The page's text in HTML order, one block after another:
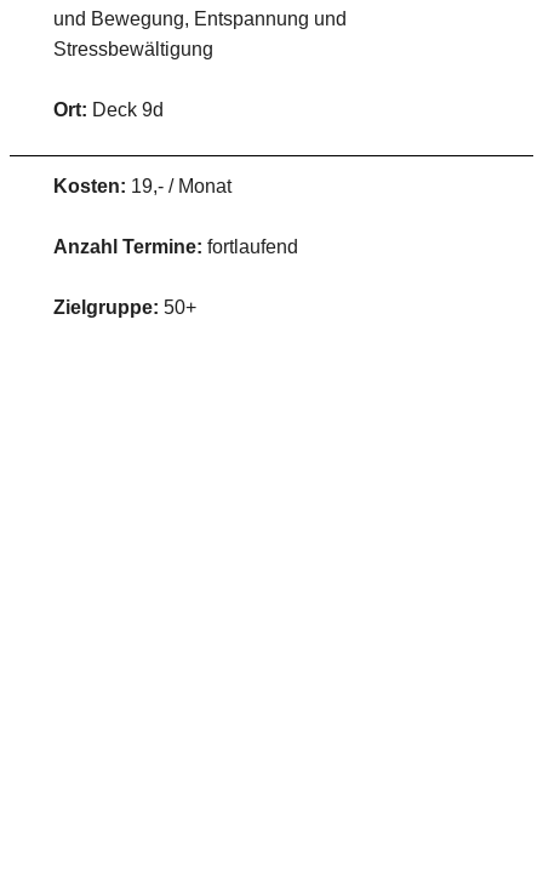
und Bewegung, Entspannung und
Stressbewältigung
Ort: Deck 9d
Kosten: 19,- / Monat
Anzahl Termine: fortlaufend
Zielgruppe: 50+